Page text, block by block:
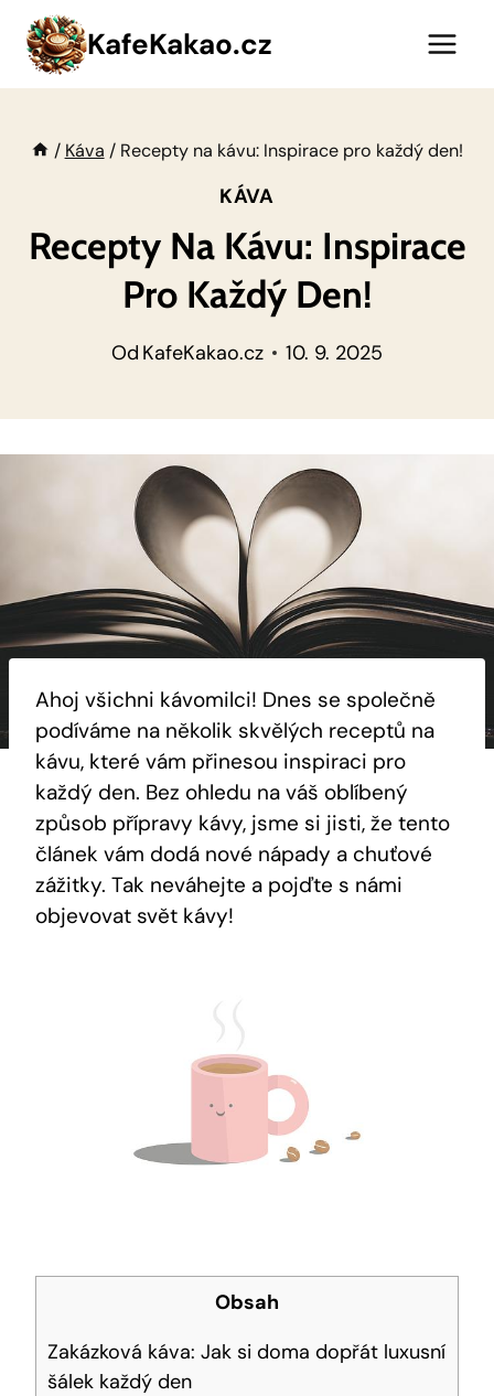
Přeskočit
obsah
KafeKakao.cz
/ Káva / Recepty na kávu: Inspirace pro každý den!
KÁVA
Recepty Na Kávu: Inspirace
Pro Každý Den!
Od KafeKakao.cz 10. 9. 2025
Ahoj všichni kávomilci! Dnes se společně
podíváme na několik skvělých receptů na
kávu, které vám přinesou inspiraci pro
každý den. Bez ohledu na váš oblíbený
způsob přípravy kávy, jsme si jisti, že tento
článek vám dodá nové nápady a chuťové
zážitky. Tak neváhejte a pojďte s námi
objevovat svět kávy!
Obsah
Zakázková káva: Jak si doma dopřát luxusní
šálek každý den